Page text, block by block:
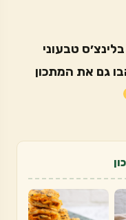
טבעוני
גם את המתכון